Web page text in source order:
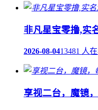
非凡星宝零撸,实
2026-08-0413481 人
享视二台，魔镜